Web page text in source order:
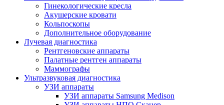
Гинекологические кресла
Акушерские кровати
Кольпоскопы
Дополнительное оборудование
Лучевая диагностика
Рентгеновские аппараты
Палатные рентген аппараты
Маммографы
Ультразвуковая диагностика
УЗИ аппараты
УЗИ аппараты Samsung Medison